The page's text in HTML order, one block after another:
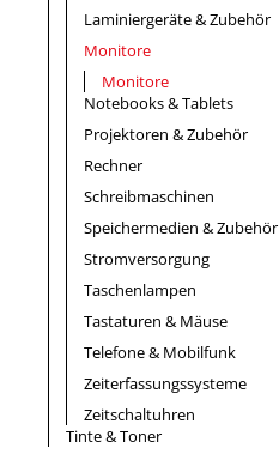
Laminiergeräte & Zubehör
Monitore
Monitore
Notebooks & Tablets
Projektoren & Zubehör
Rechner
Schreibmaschinen
Speichermedien & Zubehör
Stromversorgung
Taschenlampen
Tastaturen & Mäuse
Telefone & Mobilfunk
Zeiterfassungssysteme
Zeitschaltuhren
Tinte & Toner